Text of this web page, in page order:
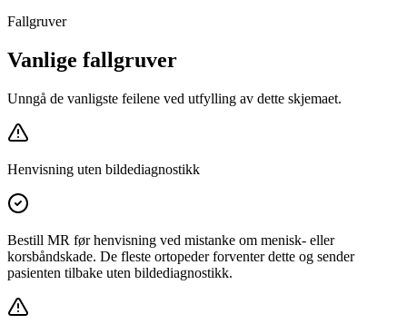
Fallgruver
Vanlige fallgruver
Unngå de vanligste feilene ved utfylling av dette skjemaet.
Henvisning uten bildediagnostikk
Bestill MR før henvisning ved mistanke om menisk- eller
korsbåndskade. De fleste ortopeder forventer dette og sender
pasienten tilbake uten bildediagnostikk.